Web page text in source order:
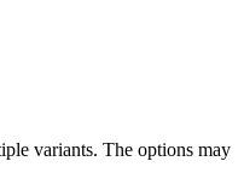
variants. The options may